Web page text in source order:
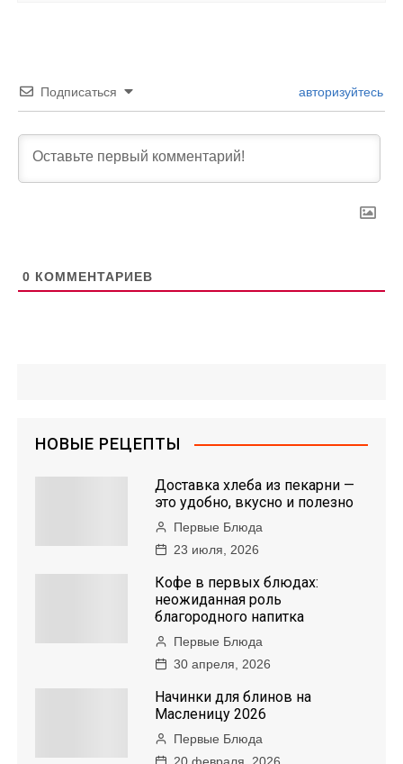
Подписаться авторизуйтесь
0 КОММЕНТАРИЕВ
НОВЫЕ РЕЦЕПТЫ
Доставка хлеба из пекарни —
это удобно, вкусно и полезно
Первые Блюда
23 июля, 2026
Кофе в первых блюдах:
неожиданная роль
благородного напитка
Первые Блюда
30 апреля, 2026
Начинки для блинов на
Масленицу 2026
Первые Блюда
20 февраля, 2026